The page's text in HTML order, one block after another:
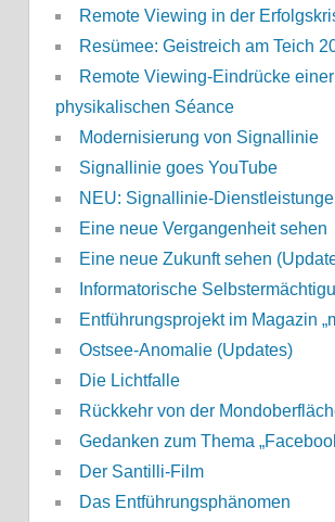
Remote Viewing in der
Resümee: Geistreich am Teich
Remote Viewing-Eindrücke einer
physikalischen Séance
Modernisierung von Signallinie
Signallinie goes YouTube
NEU: Signallinie-
Eine neue Vergangenheit sehen
Eine neue Zukunft sehen
Informatorische
Entführungsprojekt im Magazin
Ostsee-Anomalie (Updates)
Die Lichtfalle
Rückkehr von der
Gedanken zum Thema
Der Santilli-Film
Das Entführungsphänomen